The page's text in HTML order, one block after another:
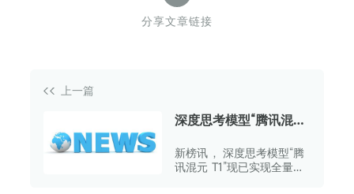
分享文章链接
上一篇
深度思考模型“腾讯混元
新榜讯 ，深度思考模型“腾
讯混元 T1”现已实现全量上